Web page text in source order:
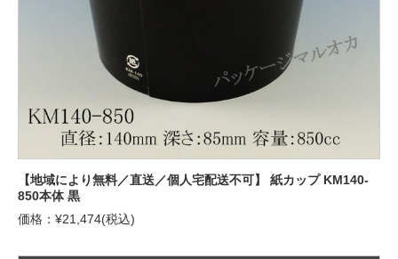
【地域により無料／直送／個人宅配送不可】 紙カップ KM140-
850本体 黒
価格：¥21,474(税込)